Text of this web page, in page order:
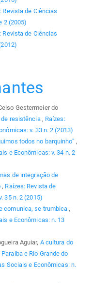
Revista de Ciências
2 (2005)
Revista de Ciências
Gestermeier do
resistência , Raízes:
v. 33 n. 2 (2013)
todos no barquinho”,
e Econômicas: v. 34 n. 2
de integração de
, Raízes: Revista de
35 n. 2 (2015)
comunica, se trumbica,
e Econômicas: n. 13
Aguiar, A cultura do
e Rio Grande do
Sociais e Econômicas: n.